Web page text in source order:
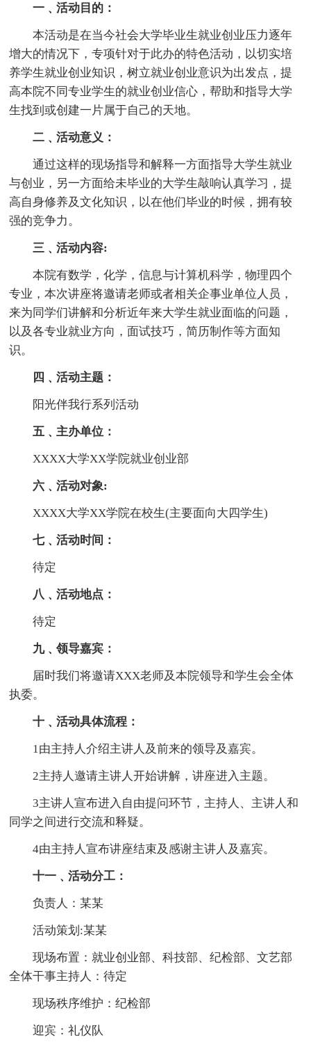
一﹑活动目的：
本活动是在当今社会大学毕业生就业创业压力逐年
增大的情况下，专项针对于此办的特色活动，以切实培
养学生就业创业知识，树立就业创业意识为出发点，提
高本院不同专业学生的就业创业信心，帮助和指导大学
生找到或创建一片属于自己的天地。
二﹑活动意义：
通过这样的现场指导和解释一方面指导大学生就业
与创业，另一方面给未毕业的大学生敲响认真学习，提
高自身修养及文化知识，以在他们毕业的时候，拥有较
强的竞争力。
三﹑活动内容:
本院有数学，化学，信息与计算机科学，物理四个
专业，本次讲座将邀请老师或者相关企事业单位人员，
来为同学们讲解和分析近年来大学生就业面临的问题，
以及各专业就业方向，面试技巧，简历制作等方面知
识。
四﹑活动主题：
阳光伴我行系列活动
五﹑主办单位：
XXXX大学XX学院就业创业部
六﹑活动对象:
XXXX大学XX学院在校生(主要面向大四学生)
七﹑活动时间：
待定
八﹑活动地点：
待定
九﹑领导嘉宾：
届时我们将邀请XXX老师及本院领导和学生会全体
执委。
十﹑活动具体流程：
1由主持人介绍主讲人及前来的领导及嘉宾。
2主持人邀请主讲人开始讲解，讲座进入主题。
3主讲人宣布进入自由提问环节，主持人、主讲人和
同学之间进行交流和释疑。
4由主持人宣布讲座结束及感谢主讲人及嘉宾。
十一﹑活动分工：
负责人：某某
活动策划:某某
现场布置：就业创业部、科技部、纪检部、文艺部
全体干事主持人：待定
现场秩序维护：纪检部
迎宾：礼仪队